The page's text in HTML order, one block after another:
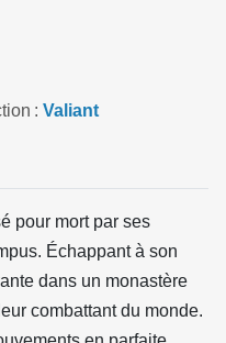
Valiant
pour mort par ses
Échappant à son
dans un monastère
combattant du monde.